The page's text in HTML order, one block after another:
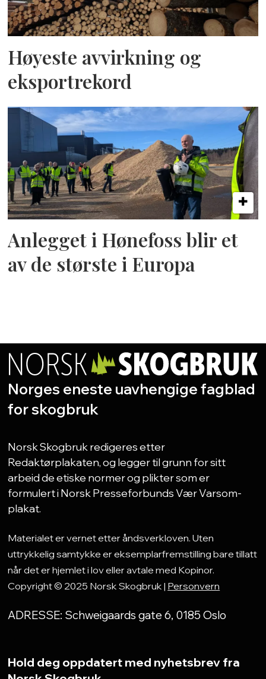
Høyeste avvirkning og
eksportrekord
Anlegget i Hønefoss blir et
av de største i Europa
Norges eneste uavhengige fagblad
for skogbruk
Norsk Skogbruk redigeres etter
Redaktørplakaten, og legger til grunn for sitt
arbeid de etiske normer og plikter som er
formulert i Norsk Presseforbunds Vær Varsom-
plakat.
Materialet er vernet etter åndsverkloven. Uten
uttrykkelig samtykke er eksemplarfremstilling bare tillatt
når det er hjemlet i lov eller avtale med Kopinor.
Copyright © 2025 Norsk Skogbruk | Personvern
ADRESSE: Schweigaards gate 6, 0185 Oslo
Hold deg oppdatert med nyhetsbrev fra